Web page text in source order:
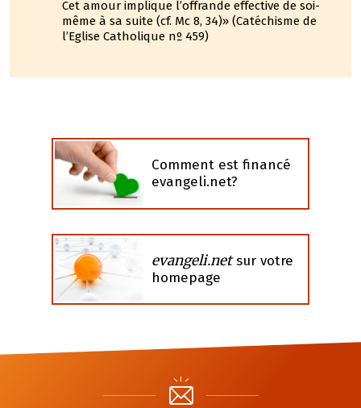
Cet amour implique l’offrande effective de soi-
même à sa suite (cf. Mc 8, 34)» (Catéchisme de
l’Eglise Catholique nº 459)
Comment est financé
evangeli.net?
evangeli.netsur votre
homepage